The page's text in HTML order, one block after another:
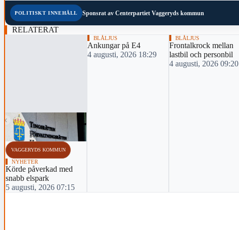
POLITISKT INNEHÅLL Sponsrat av Centerpartiet Vaggeryds kommun
RELATERAT
‹
VAGGERYDS KOMMUN
NYHETER
Körde påverkad med
snabb elspark
5 augusti, 2026 07:15
BLÅLJUS
Ankungar på E4
4 augusti, 2026 18:29
BLÅLJUS
Frontalkrock mellan
lastbil och personbil
4 augusti, 2026 09:20